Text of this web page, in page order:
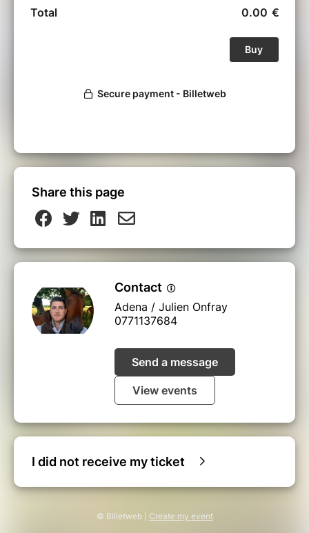
Share this page
Contact
Adena / Julien Onfray
0771137684
Send a message
View events
I did not receive my ticket
© Billetweb | Create my event